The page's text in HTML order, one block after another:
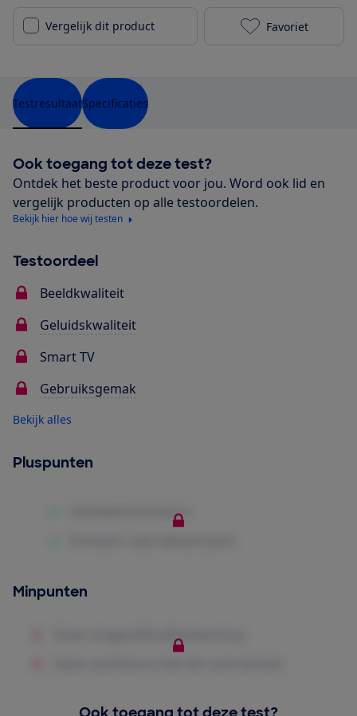
Vergelijk dit product Samsung
Favoriet
TestresultaatSpecificaties
Ook toegang tot deze test?
Ontdek het beste product voor jou. Word ook lid en
vergelijk producten op alle testoordelen.
Bekijk hier hoe wij testen
Testoordeel
Beeldkwaliteit
Geluidskwaliteit
Smart TV
Gebruiksgemak
Bekijk alles
Pluspunten
Minpunten